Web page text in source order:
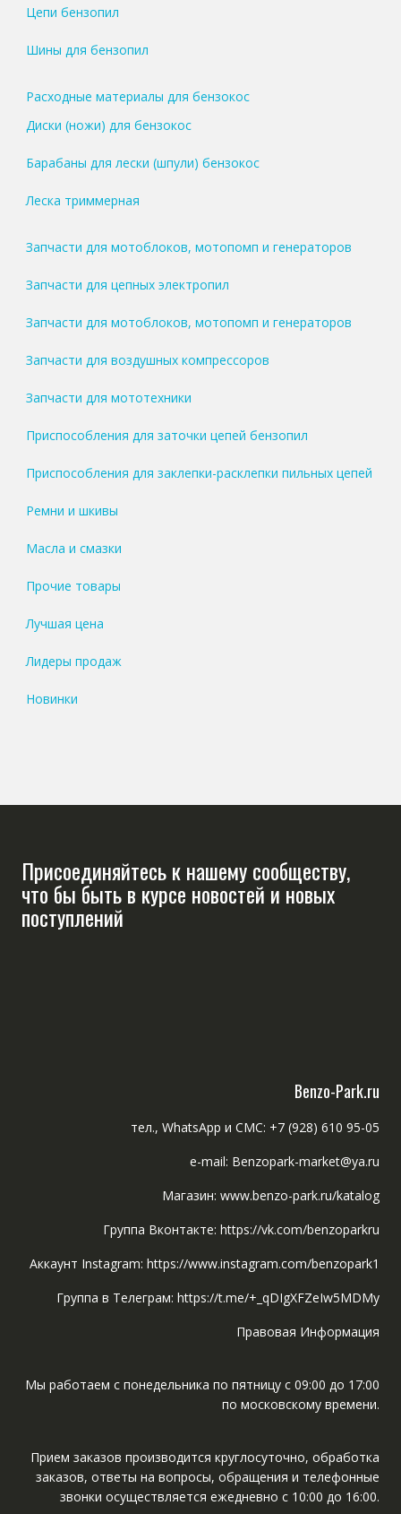
Цепи бензопил
Шины для бензопил
Расходные материалы для бензокос
Диски (ножи) для бензокос
Барабаны для лески (шпули) бензокос
Леска триммерная
Запчасти для мотоблоков, мотопомп и генераторов
Запчасти для цепных электропил
Запчасти для мотоблоков, мотопомп и генераторов
Запчасти для воздушных компрессоров
Запчасти для мототехники
Приспособления для заточки цепей бензопил
Приспособления для заклепки-расклепки пильных цепей
Ремни и шкивы
Масла и смазки
Прочие товары
Лучшая цена
Лидеры продаж
Новинки
Присоединяйтесь к нашему сообществу,
что бы быть в курсе новостей и новых
поступлений
Benzo-Park.ru
тел., WhatsApp и СМС: +7 (928) 610 95-05
e-mail: Benzopark-market@ya.ru
Магазин: www.benzo-park.ru/katalog
Группа Вконтакте: https://vk.com/benzoparkru
Аккаунт Instagram: https://www.instagram.com/benzopark1
Группа в Телеграм: https://t.me/+_qDIgXFZeIw5MDMy
Правовая Информация
Мы работаем с понедельника по пятницу с 09:00 до 17:00
по московскому времени.
Прием заказов производится круглосуточно, обработка
заказов, ответы на вопросы, обращения и телефонные
звонки осуществляется ежедневно с 10:00 до 16:00.